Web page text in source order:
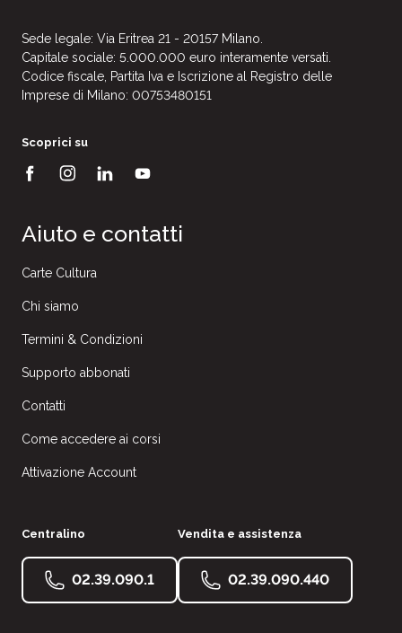
Sede legale: Via Eritrea 21 - 20157 Milano.
Capitale sociale: 5.000.000 euro interamente versati.
Codice fiscale, Partita Iva e Iscrizione al Registro delle
Imprese di Milano: 00753480151
Scoprici su
Aiuto e contatti
Carte Cultura
Chi siamo
Termini & Condizioni
Supporto abbonati
Contatti
Come accedere ai corsi
Attivazione Account
Centralino
02.39.090.1
Vendita e assistenza
02.39.090.440